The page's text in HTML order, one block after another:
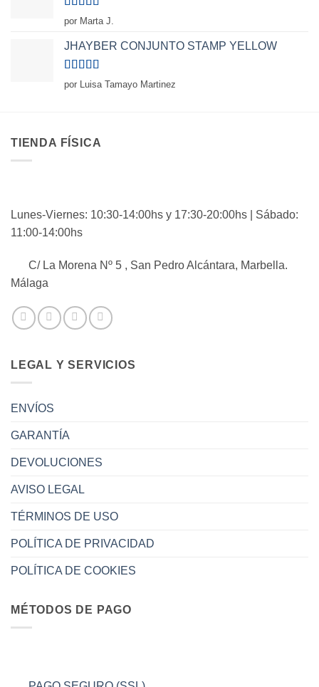
Valorado
con
por Marta J.
JHAYBER CONJUNTO STAMP YELLOW
Valorado
con
por Luisa Tamayo Martinez
TIENDA FÍSICA
Lunes-Viernes: 10:30-14:00hs y 17:30-20:00hs | Sábado:
11:00-14:00hs
C/ La Morena Nº 5 , San Pedro Alcántara, Marbella.
Málaga
LEGAL Y SERVICIOS
ENVÍOS
GARANTÍA
DEVOLUCIONES
AVISO LEGAL
TÉRMINOS DE USO
POLÍTICA DE PRIVACIDAD
POLÍTICA DE COOKIES
MÉTODOS DE PAGO